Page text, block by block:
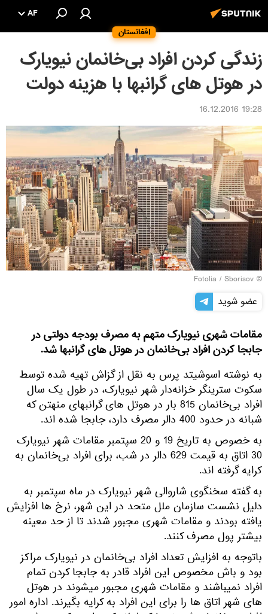
افغانستان
AF
زندگی کردن افراد بی‌خانمان نیویارک
در هوتل های گرانبها با هزینه دولت
19:28 16.12.2016
©
Fotolia / Sborisov
عضو شوید
مقامات شهری نیویارک متهم به مصرف بودجه دولتی در
جابجا کردن افراد بی‌خانمان در هوتل های گرانبها شد.
به نوشته اسوشیتد پرس به نقل از گزاش تهیه شده توسط
سکوت سترینگر خزانه‌دار شهر نیویارک، در طول یک سال
افراد بی‌خانمان 815 بار در هوتل های گرانبهای منهتن که
شبانه در حدود 400 دالر مصرف دارد، جابجا شده اند.
به خصوص به تاریخ 19 و 20 سپتمبر مقامات شهر نیویارک
30 اتاق به قیمت 629 دالر در شب، برای افراد بی‌خانمان به
کرایه گرفته اند.
به گفته سخنگوی شاروالی شهر نیویارک در ماه سپتمبر به
دلیل نشست سازمان ملل متحد در این شهر، نرخ ها افزایش
یافته بودند و مقامات شهری مجبور شدند تا از حد معینه
بیشتر پول مصرف کنند.
باتوجه به افزایش تعداد افراد بی‌خانمان در نیویارک مراکز
بود و باش مخصوص این افراد قادر به جابجا کردن تمام
افراد نمیباشند و مقامات شهری مجبور میشوند در هوتل
های شهر اتاق ها را برای این افراد به کرایه بگیرند. اداره امور